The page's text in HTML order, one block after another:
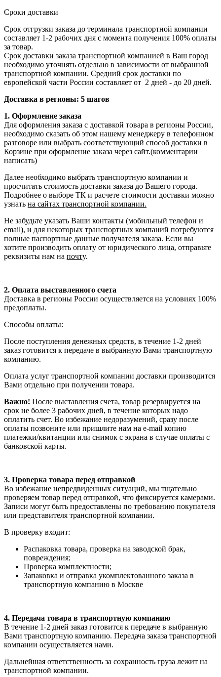
Сроки доставки
Срок отгрузки заказа до терминала транспортной компании
составляет 1-2 рабочих дня с момента получения 100% оплаты
за товар.
Срок доставки заказа транспортной компанией в Ваш город
необходимо уточнять отдельно в зависимости от выбранной
транспортной компании. Средний срок доставки по
европейской части России составляет от 2 дней - до 20 дней.
Доставка в регионы: 5 шагов
1. Оформление заказа
Для оформления заказа с доставкой товара в регионы России,
необходимо сказать об этом нашему менеджеру в телефонном
разговоре или выбрать соответствующий способ доставки в
Корзине при оформление заказа через сайт.(комментарии
написать)
Далее необходимо выбрать транспортную компании и
просчитать стоимость доставки заказа до Вашего города.
Подробнее о выборе ТК и расчете стоимости доставки можно
узнать на сайтах транспортной компании.
Не забудьте указать Ваши контакты (мобильный телефон и
email), и для некоторых транспортных компаний потребуются
полные паспортные данные получателя заказа. Если вы
хотите производить оплату от юридического лица, отправьте
реквизиты нам на почту.
2. Оплата выставленного счета
Доставка в регионы России осуществляется на условиях 100%
предоплаты.
Способы оплаты:
После поступления денежных средств, в течение 1-2 дней
заказ готовится к передаче в выбранную Вами транспортную
компанию.
Оплата услуг транспортной компании доставки производится
Вами отдельно при получении товара.
Важно! После выставления счета, товар резервируется на
срок не более 3 рабочих дней, в течение которых надо
оплатить счет. Во избежание недоразумений, сразу после
оплаты позвоните или пришлите нам на e-mail копию
платежки/квитанции или снимок с экрана в случае оплаты с
банковской карты.
3. Проверка товара перед отправкой
Во избежание непредвиденных ситуаций, мы тщательно
проверяем товар перед отправкой, что фиксируется камерами.
Записи могут быть предоставлены по требованию покупателя
или представителя транспортной компании.
В проверку входит:
Распаковка товара, проверка на заводской брак,
повреждения;
Проверка комплектности;
Запаковка и отправка укомплектованного заказа в
транспортную компанию в Москве
4. Передача товара в транспортную компанию
В течение 1-2 дней заказ готовится к передаче в выбранную
Вами транспортную компанию. Передача заказа транспортной
компании осуществляется нами.
Дальнейшая ответственность за сохранность груза лежит на
транспортной компании.